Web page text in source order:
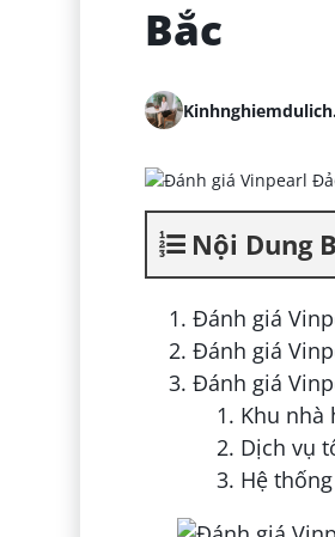
Bắc
Nội Dung
Đánh giá
Đánh giá
Đánh giá
Khu nhà
Dịch vụ
Hệ